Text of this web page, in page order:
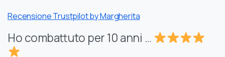
Recensione Trustpilot by Margherita
Ho combattuto per 10 anni …